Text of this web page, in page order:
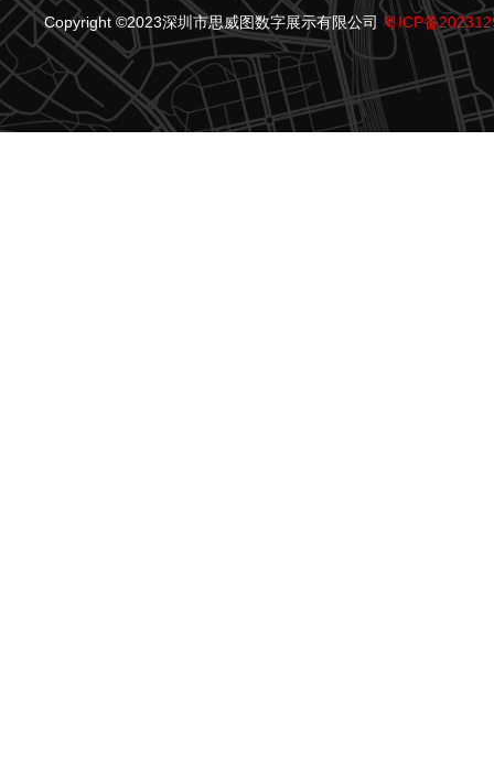
Copyright ©2023深圳市思威图数字展示有限公司 粤ICP备